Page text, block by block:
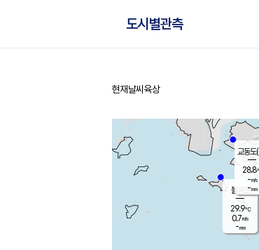
도시별관측
홈
현재날씨 육상
볼음도
29.9℃
0.7m/s
-mm
교동도
28.8
-m/s
-mm